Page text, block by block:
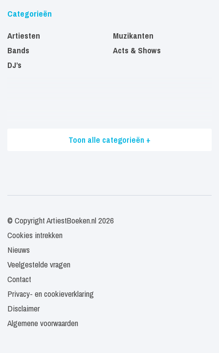
Categorieën
Artiesten
Bands
DJ’s
Muzikanten
Acts & Shows
Toon alle categorieën +
© Copyright ArtiestBoeken.nl 2026
Cookies intrekken
Nieuws
Veelgestelde vragen
Contact
Privacy- en cookieverklaring
Disclaimer
Algemene voorwaarden